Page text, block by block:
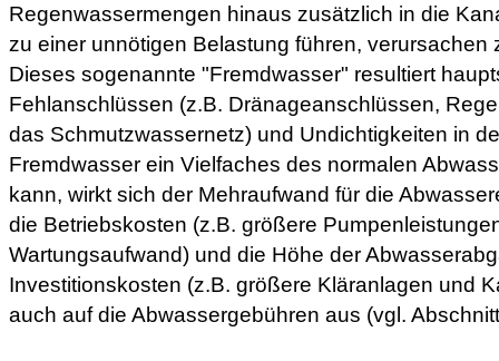
Regenwassermengen hinaus zusätzlich in die
zu einer unnötigen Belastung führen, verursachen
Dieses sogenannte "Fremdwasser" resultiert
Fehlanschlüssen (z.B. Dränageanschlüssen,
das Schmutzwassernetz) und Undichtigkeiten in
Fremdwasser ein Vielfaches des normalen
kann, wirkt sich der Mehraufwand für die
die Betriebskosten (z.B. größere
Wartungsaufwand) und die Höhe der
Investitionskosten (z.B. größere Kläranlagen und
auch auf die Abwassergebühren aus (vgl.